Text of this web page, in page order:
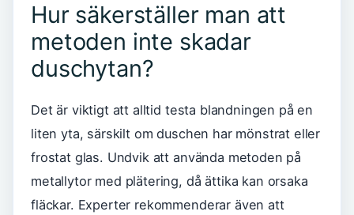
Hur säkerställer man att
metoden inte skadar
duschytan?
Det är viktigt att alltid testa blandningen på en
liten yta, särskilt om duschen har mönstrat eller
frostat glas. Undvik att använda metoden på
metallytor med plätering, då ättika kan orsaka
fläckar. Experter rekommenderar även att